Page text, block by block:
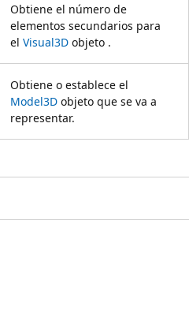
Obtiene el número de
elementos secundarios para
el Visual3D objeto .
Obtiene o establece el
Model3D objeto que se va a
representar.